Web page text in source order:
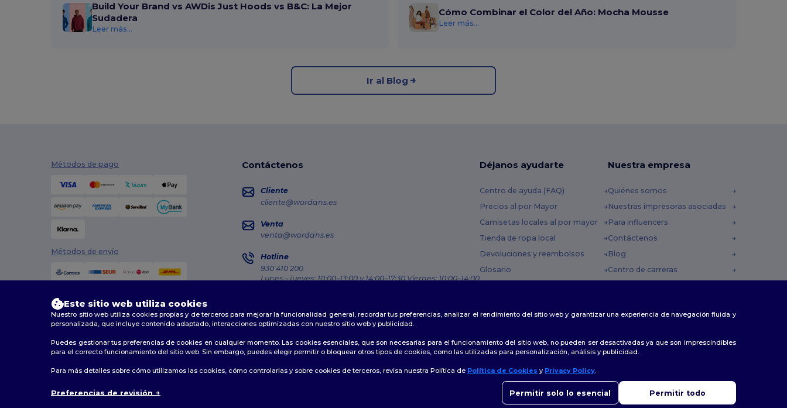
Build Your Brand vs AWDis Just Hoods vs B&C: La Mejor
Sudadera
Leer más...
Cómo Combinar el Color del Año: Mocha Mousse
Leer más...
Ir al Blog
Métodos de pago
Métodos de envío
Contáctenos
Cliente
cliente@wordans.es
Venta
venta@wordans.es
Hotline
930 410 200
Lunes – jueves: 10:00–13:00 y 14:00–17:30 Viernes: 10:00–14:00
Déjanos ayudarte
Centro de ayuda (FAQ)
Precios al por Mayor
Camisetas locales al por mayor
Tienda de ropa local
Devoluciones y reembolsos
Glosario
Nuestra empresa
Quiénes somos
Nuestras impresoras asociadas
Para influencers
Contáctenos
Blog
Centro de carreras
2026. Todos los derechos reservados
Este sitio web utiliza cookies
Nuestro sitio web utiliza cookies propias y de terceros para mejorar la funcionalidad general, recordar tus preferencias, analizar el rendimiento del sitio web y garantizar una experiencia de navegación fluida y
personalizada, que incluye contenido adaptado, interacciones optimizadas con nuestro sitio web y publicidad.
Puedes gestionar tus preferencias de cookies en cualquier momento. Las cookies esenciales, que son necesarias para el funcionamiento del sitio web, no pueden ser desactivadas ya que son imprescindibles
para el correcto funcionamiento del sitio web. Sin embargo, puedes elegir permitir o bloquear otros tipos de cookies, como las utilizadas para personalización, análisis y publicidad.
Para más detalles sobre cómo utilizamos las cookies, cómo controlarlas y sobre cookies de terceros, revisa nuestra Política de Política de Cookies y Privacy Policy.
Preferencias de revisión Permitir solo lo esencial Permitir todo
👋 Hola
Si tienes dudas o preguntas, puedes escribirnos en cualquier
momento. Nuestro chatbot está aquí para ayudarte.